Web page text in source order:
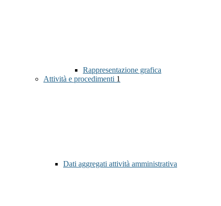
Rappresentazione grafica
Attività e procedimenti 1
Dati aggregati attività amministrativa